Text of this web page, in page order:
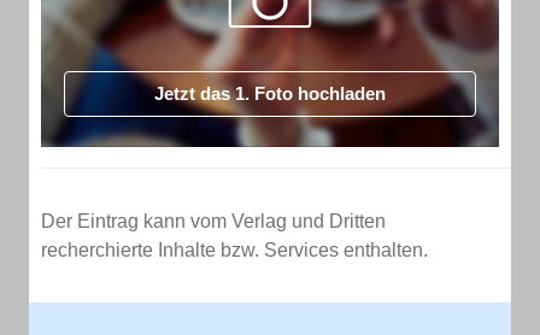
Jetzt das 1. Foto hochladen
Der Eintrag kann vom Verlag und Dritten
recherchierte Inhalte bzw. Services enthalten.